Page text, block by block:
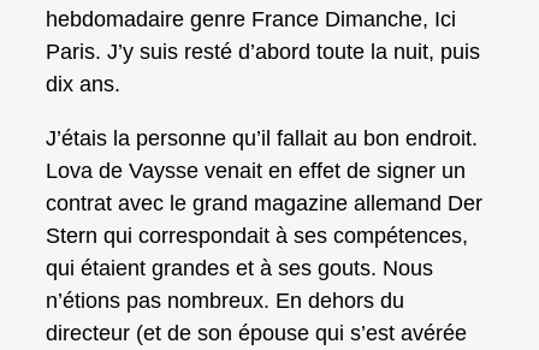
hebdomadaire genre France Dimanche, Ici
Paris. J’y suis resté d’abord toute la nuit, puis
dix ans.
J’étais la personne qu’il fallait au bon endroit.
Lova de Vaysse venait en effet de signer un
contrat avec le grand magazine allemand Der
Stern qui correspondait à ses compétences,
qui étaient grandes et à ses gouts. Nous
n’étions pas nombreux. En dehors du
directeur (et de son épouse qui s’est avérée